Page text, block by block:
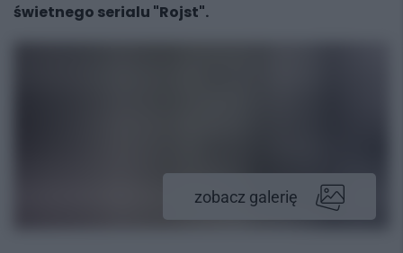
świetnego serialu "Rojst".
zobacz galerię